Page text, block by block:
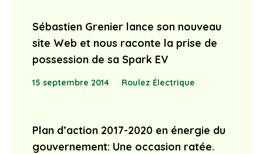
Sébastien Grenier lance son nouveau
site Web et nous raconte la prise de
possession de sa Spark EV
15 septembre 2014 Roulez Électrique
Plan d’action 2017-2020 en énergie du
gouvernement: Une occasion ratée.